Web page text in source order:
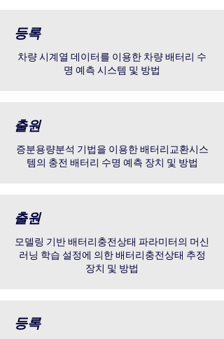
등록
차량 시계열 데이터를 이용한 차량 배터리 수
명 예측 시스템 및 방법
출원
증분용량분석 기법을 이용한 배터리교환시스
템의 충전 배터리 수명 예측 장치 및 방법
출원
모델링 기반 배터리충전상태 파라미터의 머신
러닝 학습 설정에 의한 배터리충전상태 추정
장치 및 방법
​등록